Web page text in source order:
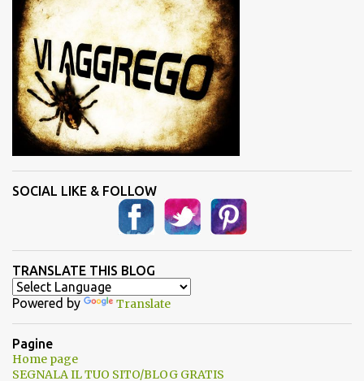
SOCIAL LIKE & FOLLOW
TRANSLATE THIS BLOG
Powered by Translate
Pagine
Home page
SEGNALA IL TUO SITO/BLOG GRATIS